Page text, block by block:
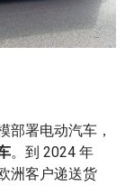
部署电动汽车，
。到 2024 年
洲客户递送货